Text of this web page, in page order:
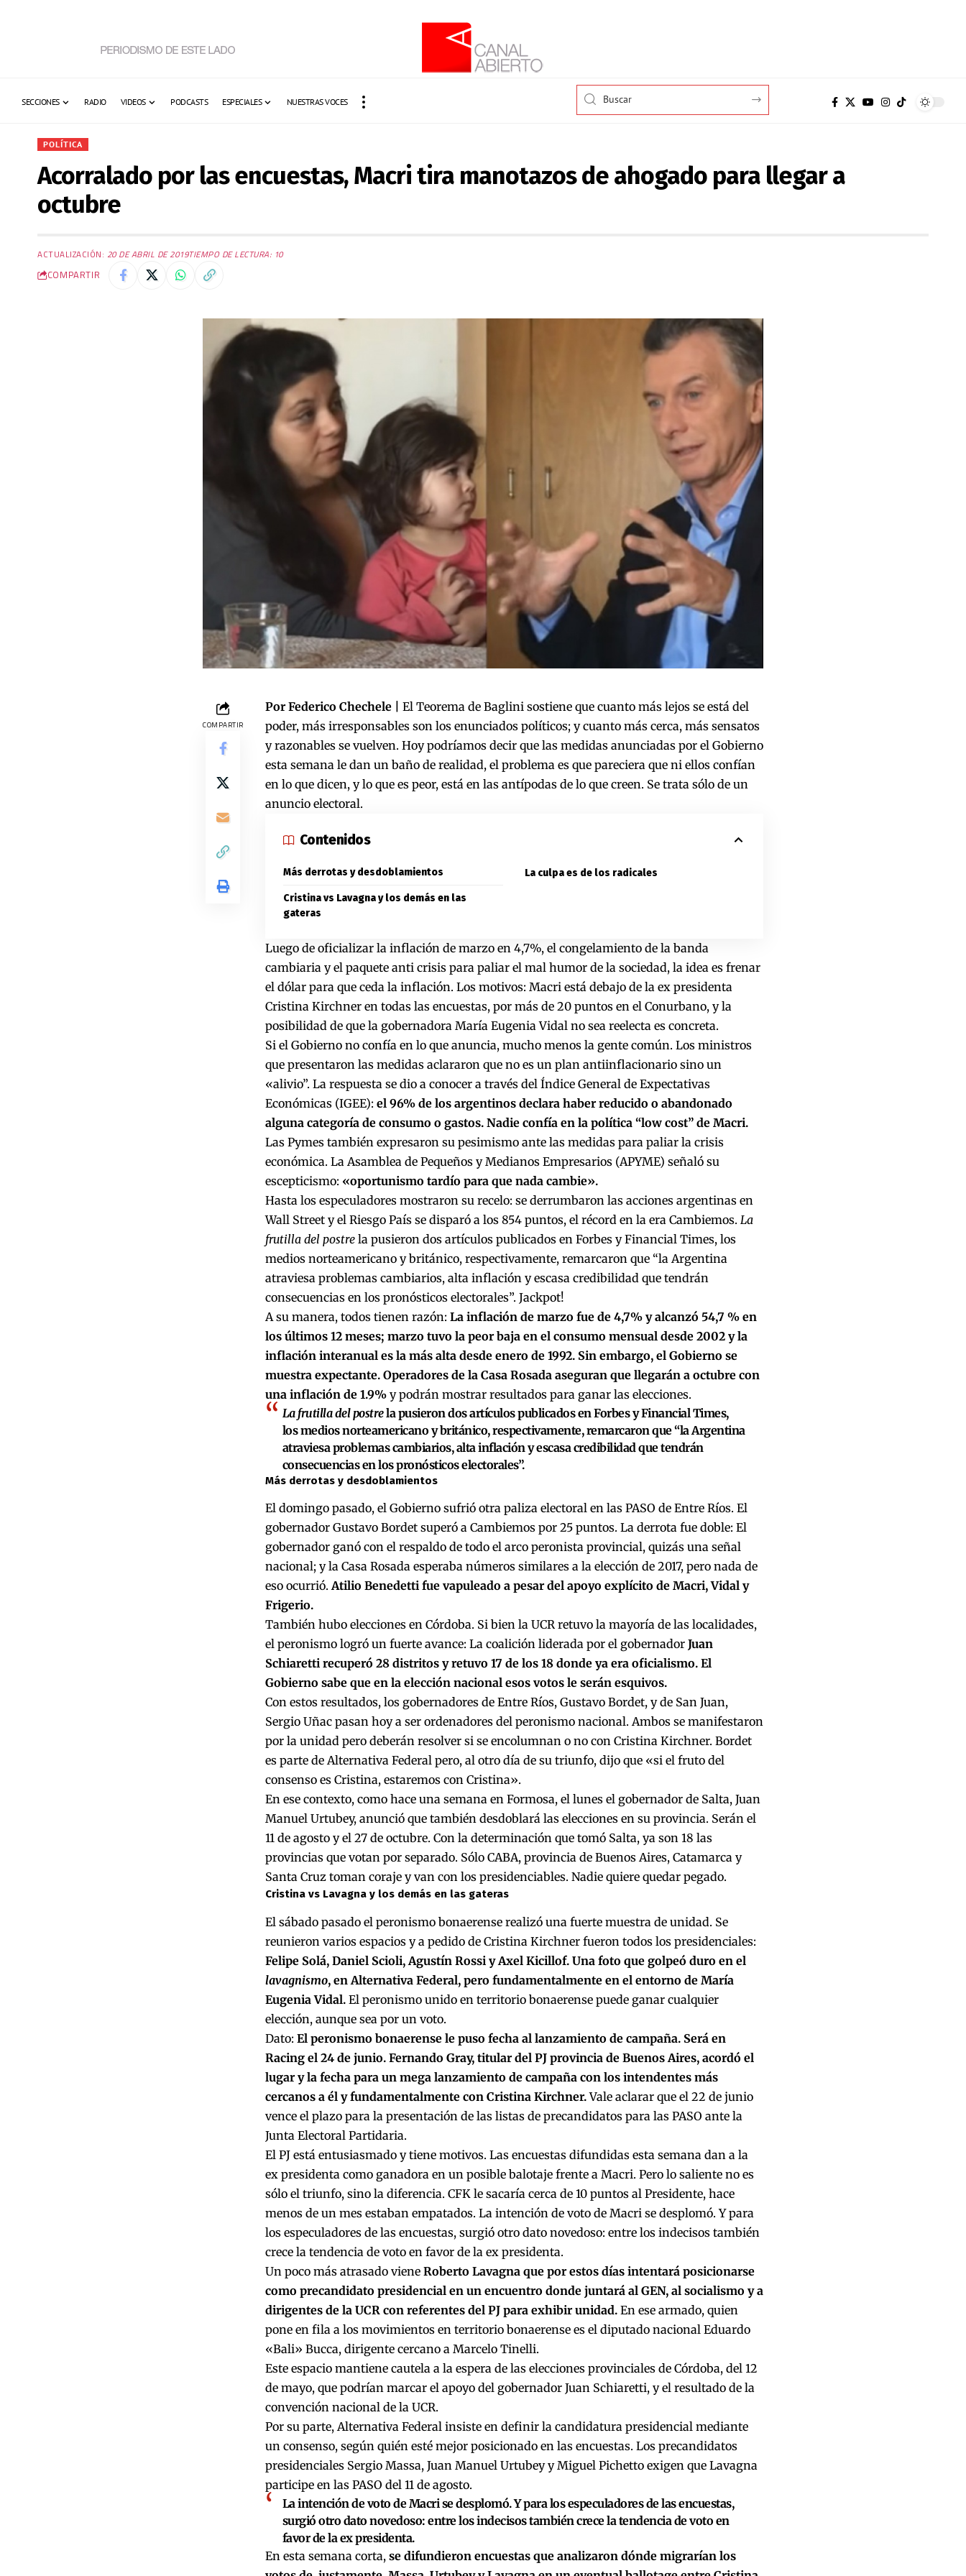
SECCIONES RADIO VIDEOS PODCASTS ESPECIALES NUESTRAS VOCES
POLÍTICA
Acorralado por las encuestas, Macri tira manotazos de ahogado para llegar a
octubre
ACTUALIZACIÓN: 20 DE ABRIL DE 2019TIEMPO DE LECTURA: 10
COMPARTIR
COMPARTIR
Por Federico Chechele |
El Teorema de Baglini sostiene que cuanto más lejos se está del
poder, más irresponsables son los enunciados políticos; y cuanto más cerca, más sensatos
y razonables se vuelven. Hoy podríamos decir que las medidas anunciadas por el Gobierno
esta semana le dan un baño de realidad, el problema es que pareciera que ni ellos confían
en lo que dicen, y lo que es peor, está en las antípodas de lo que creen. Se trata sólo de un
anuncio electoral.
Contenidos
Más derrotas y desdoblamientos
Cristina vs Lavagna y los demás en las
gateras
La culpa es de los radicales
Luego de oficializarla inflación de marzo en 4,7%, el congelamiento de la banda
cambiaria y el paquete anti crisis para paliar el mal humor de la sociedad, la idea es frenar
el dólar para que ceda la inflación. Los motivos: Macri está debajo de la ex presidenta
Cristina Kirchner en todas las encuestas, por más de 20 puntos en el Conurbano, y la
posibilidad de que la gobernadora María Eugenia Vidal no sea reelecta es concreta.
Si el Gobierno no confía en lo que anuncia, mucho menos la gente común. Los ministros
que presentaron las medidas aclararon que no es un plan antiinflacionario sino un
«alivio”. La respuesta se dio a conocer a través del Índice General de Expectativas
Económicas (IGEE): el 96% de los argentinos declara haber reducido o abandonado
alguna categoría de consumo o gastos. Nadie confía en la política “low cost” de Macri.
Las Pymes también expresaron su pesimismo ante las medidas para paliar la crisis
económica. La Asamblea de Pequeños y Medianos Empresarios (APYME) señaló su
escepticismo: «oportunismo tardío para que nada cambie».
Hasta los especuladores mostraron su recelo: se derrumbaron las acciones argentinas en
Wall Street y el Riesgo País se disparó a los 854 puntos, el récord en la era Cambiemos. La
frutilla del postrela pusieron dos artículos publicados en Forbes y Financial Times, los
medios norteamericano y británico, respectivamente, remarcaron que “la Argentina
atraviesa problemas cambiarios, alta inflación y escasa credibilidad que tendrán
consecuencias en los pronósticos electorales”. Jackpot!
A su manera, todos tienen razón:La inflación de marzo fue de 4,7% y alcanzó 54,7 % en
los últimos 12 meses; marzo tuvo la peor baja en el consumo mensual desde 2002 y la
inflación interanual es la más alta desde enero de 1992. Sin embargo, el Gobierno se
muestra expectante. Operadores de la Casa Rosada aseguran que llegarán a octubre con
una inflación de 1.9%y podrán mostrar resultados para ganar las elecciones.
La frutilla del postrela pusieron dos artículos publicados en Forbes y Financial Times,
los medios norteamericano y británico, respectivamente, remarcaron que “la Argentina
atraviesa problemas cambiarios, alta inflación y escasa credibilidad que tendrán
consecuencias en los pronósticos electorales”.
Más derrotas y desdoblamientos
El domingo pasado, el Gobierno sufrió otra paliza electoral en las PASO de Entre Ríos. El
gobernador Gustavo Bordet superó a Cambiemos por 25 puntos. La derrota fue doble: El
gobernador ganó con el respaldo de todo el arco peronista provincial, quizás una señal
nacional; y la Casa Rosada esperaba números similares a la elección de 2017, pero nada de
eso ocurrió.Atilio Benedetti fue vapuleado a pesar del apoyo explícito de Macri, Vidal y
Frigerio.
También hubo elecciones en Córdoba. Si bien la UCR retuvo la mayoría de las localidades,
el peronismo logró un fuerte avance: La coalición liderada por el gobernador Juan
Schiaretti recuperó 28 distritos y retuvo 17 de los 18 donde ya era oficialismo. El
Gobierno sabe que en la elección nacional esos votos le serán esquivos.
Con estos resultados, los gobernadores de Entre Ríos, Gustavo Bordet, y de San Juan,
Sergio Uñac pasan hoy a ser ordenadores del peronismo nacional. Ambos se manifestaron
por la unidad pero deberán resolver si se encolumnan o no con Cristina Kirchner. Bordet
es parte de Alternativa Federal pero, al otro día de su triunfo, dijo que «si el fruto del
consenso es Cristina, estaremos con Cristina».
En ese contexto, como hace una semana en Formosa, el lunes el gobernador de Salta, Juan
Manuel Urtubey, anunció que también desdoblará las elecciones en su provincia. Serán el
11 de agosto y el 27 de octubre. Con la determinación que tomó Salta, ya son 18 las
provincias que votan por separado. Sólo CABA, provincia de Buenos Aires, Catamarca y
Santa Cruz toman coraje y van con los presidenciables. Nadie quiere quedar pegado.
Cristina vs Lavagna y los demás en las gateras
El sábado pasado el peronismo bonaerense realizó una fuerte muestra de unidad. Se
reunieron varios espacios y a pedido de Cristina Kirchner fueron todos los presidenciales:
Felipe Solá, Daniel Scioli, Agustín Rossi y Axel Kicillof. Una foto que golpeó duro en el
lavagnismo, en Alternativa Federal, pero fundamentalmente en el entorno de María
Eugenia Vidal.El peronismo unido en territorio bonaerense puede ganar cualquier
elección, aunque sea por un voto.
Dato: El peronismo bonaerense le puso fecha al lanzamiento de campaña. Será en
Racing el 24 de junio. Fernando Gray, titular del PJ provincia de Buenos Aires, acordó el
lugar y la fecha para un mega lanzamiento de campaña con los intendentes más
cercanos a él y fundamentalmente con Cristina Kirchner.Vale aclarar que el 22 de junio
vence el plazo para la presentación de las listas de precandidatos para las PASO ante la
Junta Electoral Partidaria.
El PJ está entusiasmado y tiene motivos. Las encuestas difundidas esta semana dan a la
ex presidenta como ganadora en un posible balotaje frente a Macri. Pero lo saliente no es
sólo el triunfo, sino la diferencia. CFK le sacaría cerca de 10 puntos al Presidente, hace
menos de un mes estaban empatados. La intención de voto de Macri se desplomó. Y para
los especuladores de las encuestas, surgió otro dato novedoso: entre los indecisos también
crece la tendencia de voto en favor de la ex presidenta.
Un poco más atrasado viene Roberto Lavagna que por estos días intentará posicionarse
como precandidato presidencial en un encuentro donde juntará al GEN, al socialismo y a
dirigentes de la UCR con referentes del PJ para exhibir unidad.En ese armado, quien
pone en fila a los movimientos en territorio bonaerense es el diputado nacional Eduardo
«Bali» Bucca, dirigente cercano a Marcelo Tinelli.
Este espacio mantiene cautela a la espera de las elecciones provinciales de Córdoba, del 12
de mayo, que podrían marcar el apoyo del gobernador Juan Schiaretti, y el resultado de la
convención nacional de la UCR.
Por su parte, Alternativa Federal insiste en definir la candidatura presidencial mediante
un consenso, según quién esté mejor posicionado en las encuestas. Los precandidatos
presidenciales Sergio Massa, Juan Manuel Urtubey y Miguel Pichetto exigen que Lavagna
participe en las PASO del 11 de agosto.
La intención de voto de Macri se desplomó. Y para los especuladores de las encuestas,
surgió otro dato novedoso: entre los indecisos también crece la tendencia de voto en
favor de la ex presidenta.
En esta semana corta, se difundieron encuestas que analizaron dónde migrarían los